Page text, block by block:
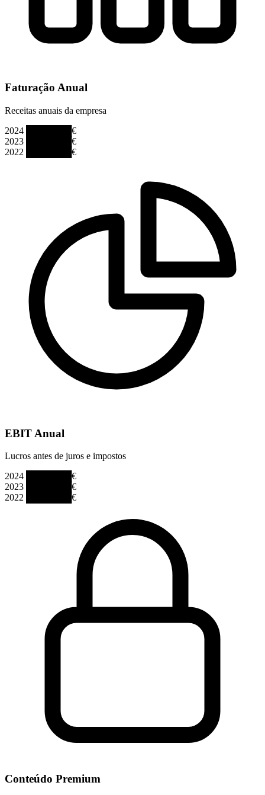
Faturação Anual
Receitas anuais da empresa
2024
███████€
2023
███████€
2022
███████€
EBIT Anual
Lucros antes de juros e impostos
2024
███████€
2023
███████€
2022
███████€
Conteúdo Premium